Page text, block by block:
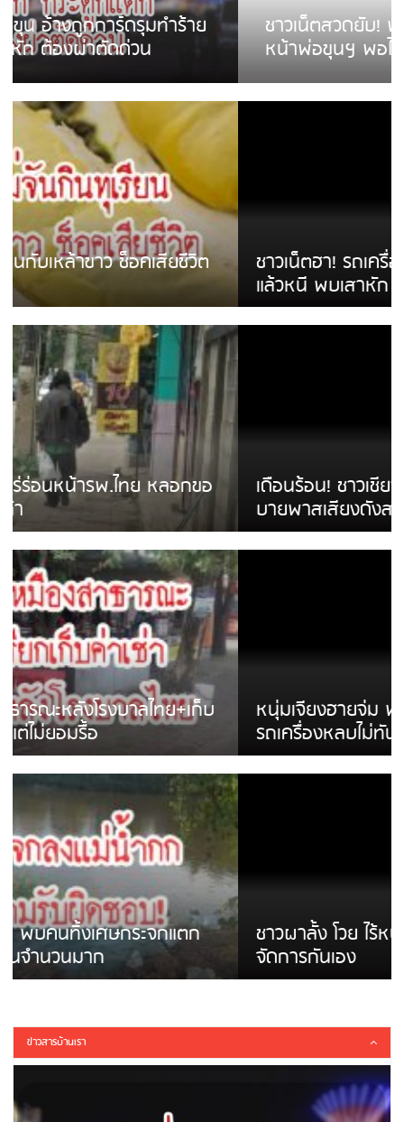
ชาวเน็ตสวดยับ! พบพม่าเร่ขายพวงมาลัย
หน้าพ่อขุนฯ พอไม่ซื้อเดินตาม
ชาวเน็ตฮา! รถเครื่องแม่สายชนป้ายร้านโลงศพ
แล้วหนี พบเสาหัก เบรคหัก หวิดได้ใช้บริการ
เดือนร้อน! ชาวเชียงรายบ่นรถ Isuzu สีขาวซิ่ง
บายพาสเสียงดังสร้างความรำคาญ
หนุ่มเจียงฮายจ่ม พบถังน้ำดื่มตกกลางถนน
รถเครื่องหลบไม่ทันล้มบาดเจ็บ
ชาวผาลั้ง โวย ไร้หน่วยงานดูแล ดินสไลด์ ต้อง
จัดการกันเอง
ข่าวสารบ้านเรา